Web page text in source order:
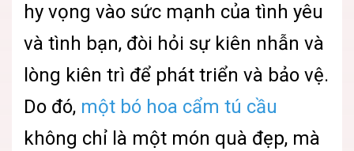
hy vọng vào sức mạnh của tình yêu
và tình bạn, đòi hỏi sự kiên nhẫn và
lòng kiên trì để phát triển và bảo vệ.
Do đó, một bó hoa cẩm tú cầu
không chỉ là một món quà đẹp, mà